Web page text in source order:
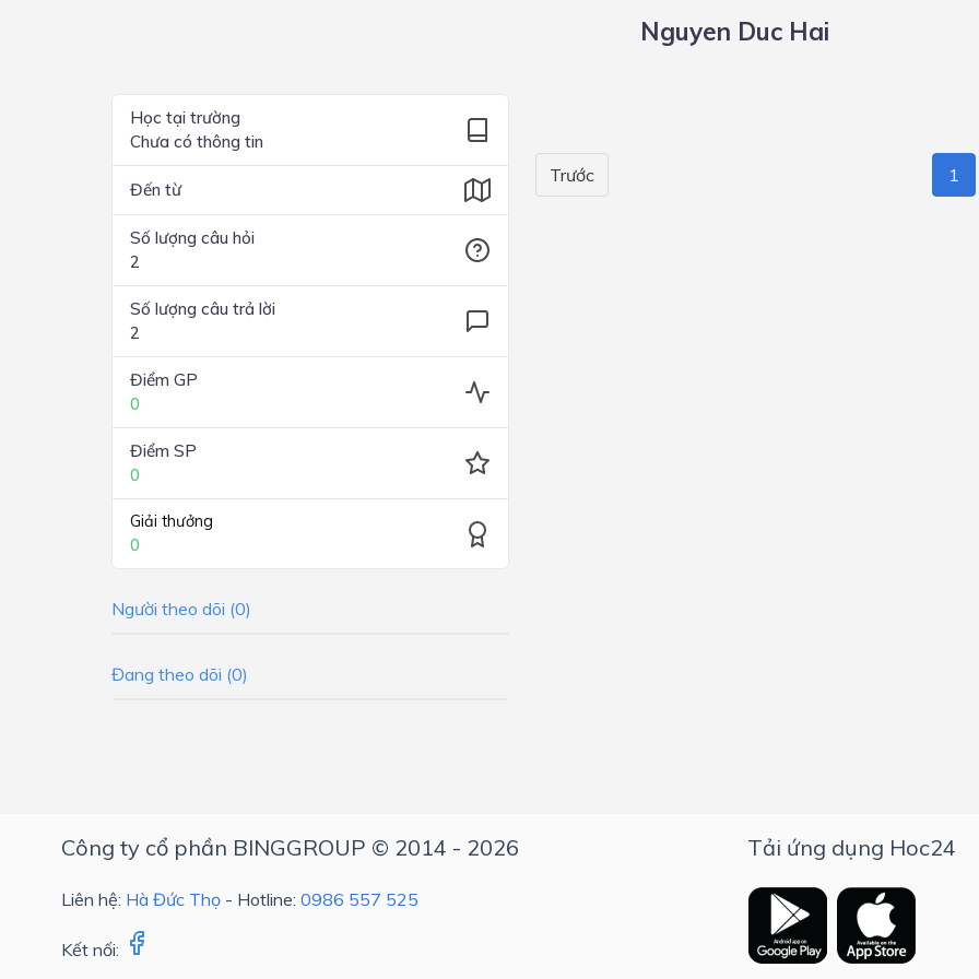
Lớp 2
Nguyen Duc Hai
Học tại trường
Chưa có thông tin
Đến từ
Số lượng câu hỏi
2
Số lượng câu trả lời
2
Điểm GP
0
Điểm SP
0
Giải thưởng
0
Người theo dõi (0)
Đang theo dõi (0)
Trước 1
Công ty cổ phần BINGGROUP © 2014 - 2026
Liên hệ: Hà Đức Thọ - Hotline: 0986 557 525
Kết nối:
Tải ứng dụng Hoc24